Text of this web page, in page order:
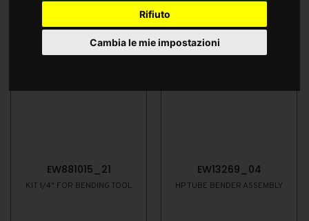
Rifiuto
Cambia le mie impostazioni
EW881015_21
KIT 1/4" FOR BENDING TOOL
EW13269_04
HP TUBE BENDER ASSEMBLY